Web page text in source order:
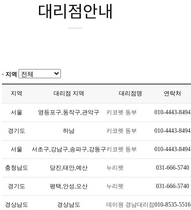
대리점안내
지역
지역 대리점 지역 대리점명 연락처
서울 영등포구,동작구,관악구 키코펫 동부 010-4443-8494
경기도 하남 키코펫 동부 010-4443-8494
서울 서초구,강남구,송파구,강동구키코펫 동부 010-4443-8494
충청남도 당진,태안,예산 누리펫 031-666-5740
경기도 평택,안성,오산 누리펫 031-666-5740
경상남도 경상남도 데이원 경남대리점010-8535-5516